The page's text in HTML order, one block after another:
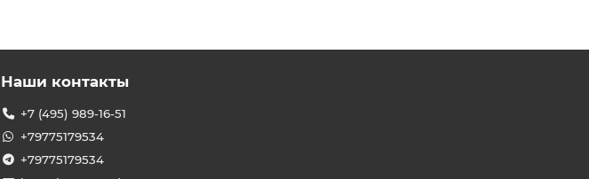
Наши контакты
+7 (495) 989-16-51
+79775179534
+79775179534